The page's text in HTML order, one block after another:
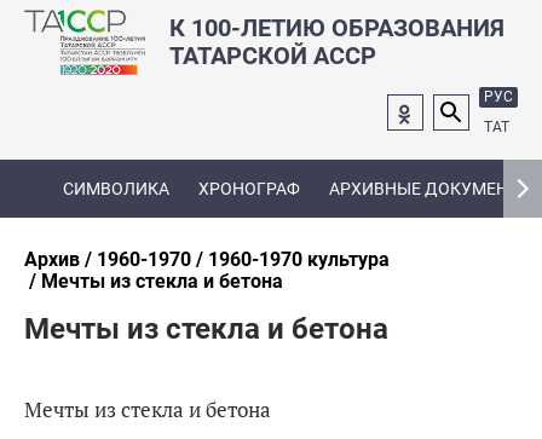
К 100-ЛЕТИЮ ОБРАЗОВАНИЯ
ТАТАРСКОЙ АССР
РУС
ТАТ
СИМВОЛИКА ХРОНОГРАФ АРХИВНЫЕ ДОКУМЕНТЫ
Архив 1960-1970
1960-1970 культура
Мечты из стекла и бетона
Мечты из стекла и бетона
Мечты из стекла и бетона